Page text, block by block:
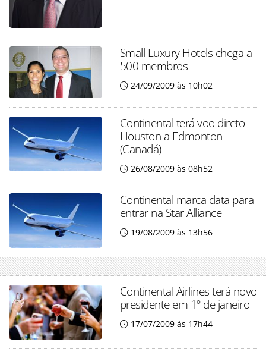
Small Luxury Hotels chega a
500 membros
24/09/2009 às 10h02
Continental terá voo direto
Houston a Edmonton
(Canadá)
26/08/2009 às 08h52
Continental marca data para
entrar na Star Alliance
19/08/2009 às 13h56
Continental Airlines terá novo
presidente em 1º de janeiro
17/07/2009 às 17h44